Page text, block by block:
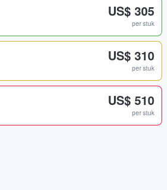
US$ 305
per stuk
US$ 310
per stuk
US$ 510
per stuk